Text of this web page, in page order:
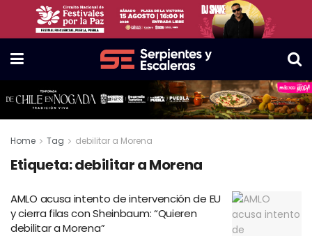
Home Tag debilitar a Morena
Etiqueta:debilitar a Morena
AMLO acusa intento de intervención de EU
y cierra filas con Sheinbaum: “Quieren
debilitar a Morena”